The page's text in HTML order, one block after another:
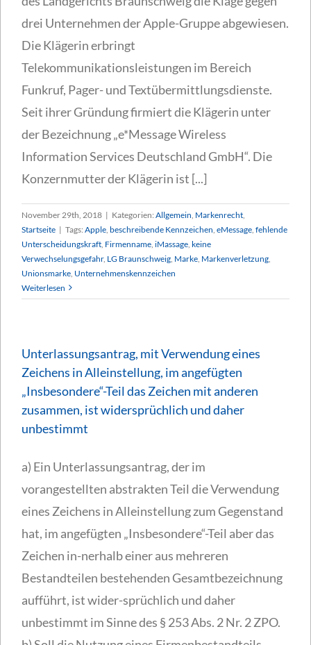
drei Unternehmen der Apple-Gruppe abgewiesen.
Die Klägerin erbringt
Telekommunikationsleistungen im Bereich
Funkruf, Pager- und Textübermittlungsdienste.
Seit ihrer Gründung firmiert die Klägerin unter
der Bezeichnung „e*Message Wireless
Information Services Deutschland GmbH“. Die
Konzernmutter der Klägerin ist [...]
November 29th, 2018 | Kategorien: Allgemein Markenrecht
Startseite | Tags: Apple beschreibende Kennzeichen eMessage fehlende
Unterscheidungskraft Firmenname iMassage keine
Verwechselungsgefahr, LG Braunschweig Marke Markenverletzung
Unionsmarke Unternehmenskennzeichen
Weiterlesen
Unterlassungsantrag, mit Verwendung eines
Zeichens in Alleinstellung, im angefügten
„Insbesondere“-Teil das Zeichen mit anderen
zusammen, ist widersprüchlich und daher
unbestimmt
a) Ein Unterlassungsantrag, der im
vorangestellten abstrakten Teil die Verwendung
eines Zeichens in Alleinstellung zum Gegenstand
hat, im angefügten „Insbesondere“-Teil aber das
Zeichen in-nerhalb einer aus mehreren
Bestandteilen bestehenden Gesamtbezeichnung
aufführt, ist wider-sprüchlich und daher
unbestimmt im Sinne des § 253 Abs. 2 Nr. 2 ZPO.